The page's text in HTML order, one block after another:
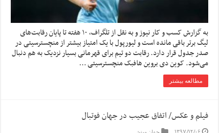
به گزارش کسب و کار نیوز و به نقل از تلگراف، ۱۰ هفته تا پایان رقابت‌های
لیگ برتر باقی مانده است و لیورپول با یک امتیاز بیشتر از منچسترسیتی در
صدر جدول قرار دارد. رقابت دو تیم برای قهرمانی بسیار نزدیک به هم دنبال
می‌شود. کوین دی بروین هافبک منچسترسیتی …
مطالعه بیشتر
فیلم و عکس/ اتفاق عجیب در جهان فوتبال